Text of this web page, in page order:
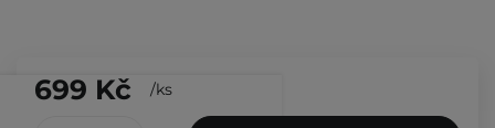
699 Kč /ks